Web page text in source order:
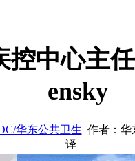
中心主
ensky
华东公共卫生 作者：华
译